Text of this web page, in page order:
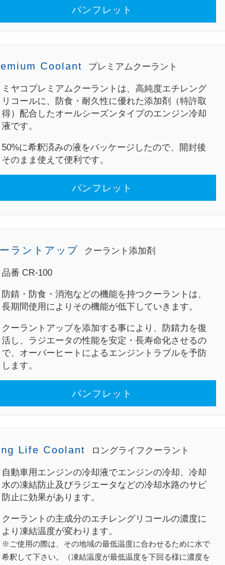
パンフレット
Coolant プレミアムクーラント
ミヤコプレミアムクーラントは、高純度エチレング
リコールに、防食・耐久性に優れた添加剤（特許取
得）配合したオールシーズンタイプのエンジン冷却
液です。
50%に希釈済みの液をパッケージしたので、開封後
そのまま使えて便利です。
パンフレット
ラントアップ クーラント添加剤
品番 CR-100
防錆・防食・消泡などの機能を持つクーラントは、
長期間使用によりその機能が低下していきます。
クーラントアップを添加する事により、防錆力を復
活し、ラジエータの性能を安定・長寿命化させるの
で、オーバーヒートによるエンジントラブルを予防
します。
パンフレット
Life Coolant ロングライフクーラント
自動車用エンジンの冷却液でエンジンの冷却、冷却
水の凍結防止及びラジエータなどの冷却水路のサビ
防止に効果があります。
クーラントの主成分のエチレングリコールの濃度に
より凍結温度が変わります。
※ご使用の際は、その地域の最低温度に合わせるために水で
希釈して下さい。（凍結温度が最低温度を下回る様に濃度を